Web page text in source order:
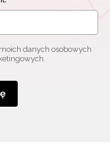
danych osobowych
moich danych